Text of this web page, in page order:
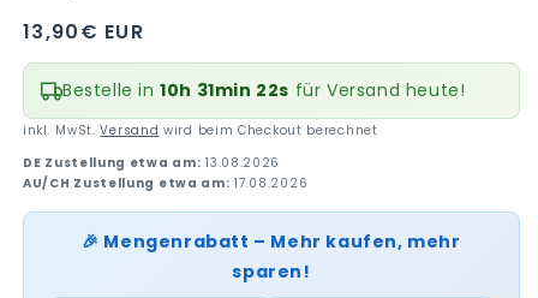
Normaler
Preis
13,90€ EUR
Bestelle in10h 31min 21sfür Versand heute!
inkl. MwSt.Versand wird beim Checkout berechnet
DE Zustellung etwa am: 13.08.2026
AU/CH Zustellung etwa am: 17.08.2026
🎉 Mengenrabatt – Mehr kaufen, mehr
sparen!